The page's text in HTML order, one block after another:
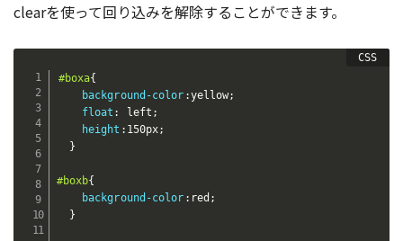
clearを使って回り込みを解除することができます。
#boxa{
background-color :yellow;
float : left ;
height : 150px;
}
#boxb{
background-color : red ;
}